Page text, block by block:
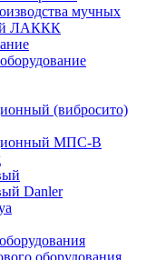
мучных
ЛАККК
(вибросито)
МПС-В
Danler
оборудования